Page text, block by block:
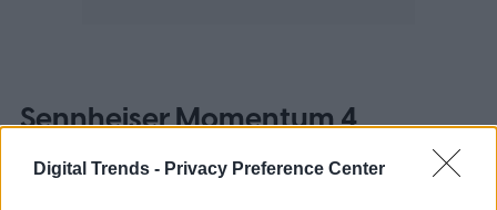
Digital Trends - Privacy Preference Center
Sennheiser Momentum 4
Wireless